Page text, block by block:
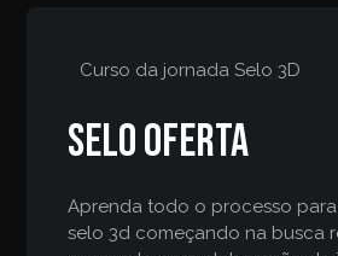
Curso da jornada Selo 3D
Selo Oferta
Aprenda todo o processo para
selo 3d começando na busca